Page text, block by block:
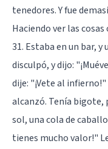
tenedores. Y fue
Haciendo ver las
31. Estaba en un bar,
disculpó, y dijo:
dije: "¡Vete al
alcanzó. Tenía bigote,
sol, una cola de
tienes mucho valor!"